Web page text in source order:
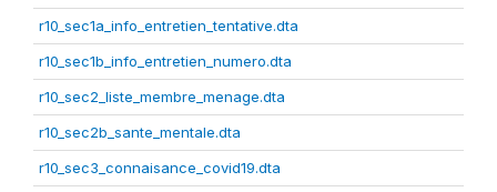
r10_sec1a_info_entretien_tentative.dta
r10_sec1b_info_entretien_numero.dta
r10_sec2_liste_membre_menage.dta
r10_sec2b_sante_mentale.dta
r10_sec3_connaisance_covid19.dta